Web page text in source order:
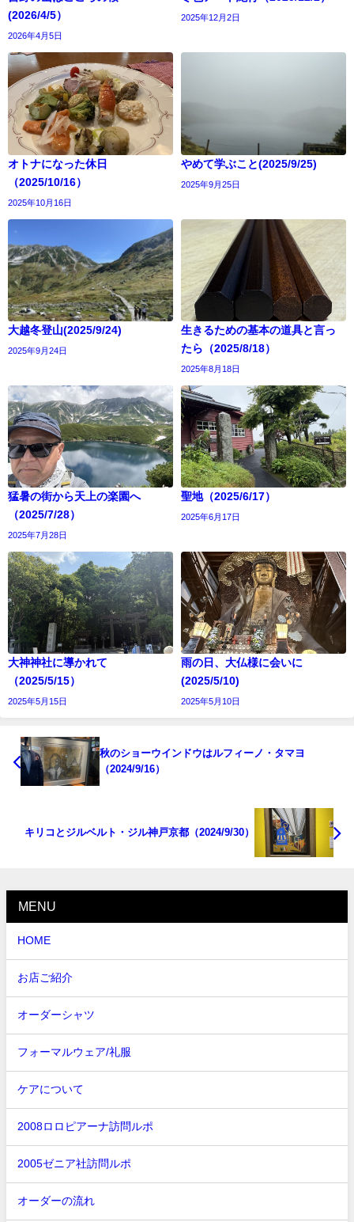
(2026/4/5）
2026年4月5日
2025年12月2日
オトナになった休日
（2025/10/16）
2025年10月16日
やめて学ぶこと(2025/9/25)
2025年9月25日
大越冬登山(2025/9/24)
2025年9月24日
生きるための基本の道具と言っ
たら（2025/8/18）
2025年8月18日
猛暑の街から天上の楽園へ
（2025/7/28）
2025年7月28日
聖地（2025/6/17）
2025年6月17日
大神神社に導かれて
（2025/5/15）
2025年5月15日
雨の日、大仏様に会いに
(2025/5/10)
2025年5月10日
秋のショーウインドウはルフィーノ・タマヨ
（2024/9/16）
キリコとジルベルト・ジル神戸京都（2024/9/30）
MENU
HOME
お店ご紹介
オーダーシャツ
フォーマルウェア/礼服
ケアについて
2008ロロピアーナ訪問ルポ
2005ゼニア社訪問ルポ
オーダーの流れ